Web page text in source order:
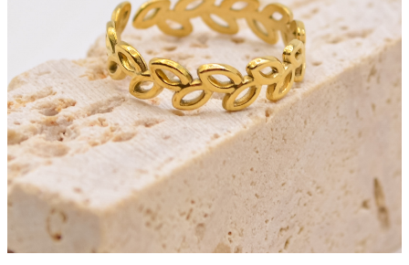
0
0
с
о
м
и
р
к
о
н
и